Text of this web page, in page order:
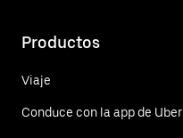
Productos
Viaje
Conduce con la app de Uber